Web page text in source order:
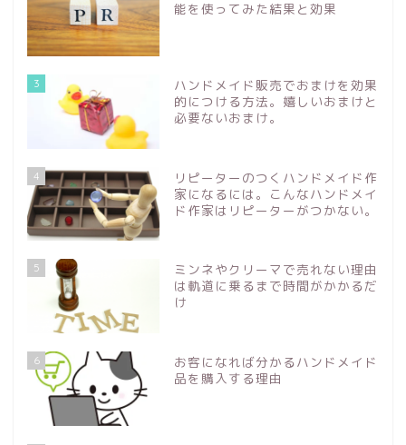
能を使ってみた結果と効果
3
ハンドメイド販売でおまけを効果
的につける方法。嬉しいおまけと
必要ないおまけ。
4
リピーターのつくハンドメイド作
家になるには。こんなハンドメイ
ド作家はリピーターがつかない。
5
ミンネやクリーマで売れない理由
は軌道に乗るまで時間がかかるだ
け
6
お客になれば分かるハンドメイド
品を購入する理由